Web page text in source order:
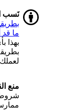
نَسب
ما
بهذا
منع
شروط